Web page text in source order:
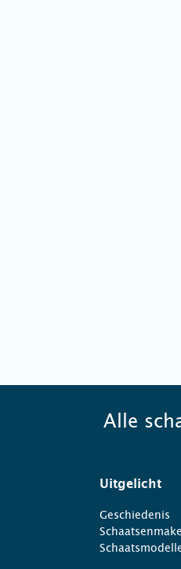
Alle
Uitgelicht
Geschiedenis